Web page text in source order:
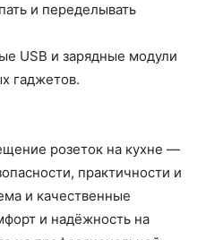
и переделывать
USB и зарядные модули
гаджетов.
розеток на кухне —
практичности и
и качественные
и надёжность на